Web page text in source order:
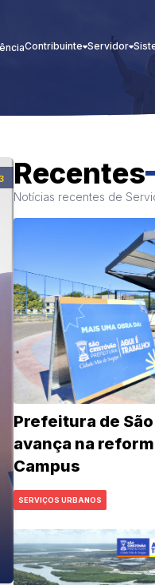
Contribuinte Servidor
Recentes
Notícias recentes de
Prefeitura de
avança na
Campus
SERVIÇOS URBANOS